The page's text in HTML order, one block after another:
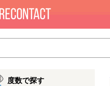
度数で探す